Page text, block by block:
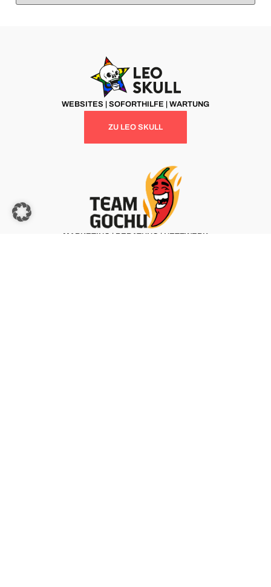
WEBSITES | SOFORTHILFE | WARTUNG
ZU LEO SKULL
MARKETING | BERATUNG | NETZWERK